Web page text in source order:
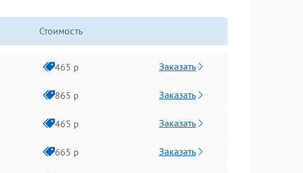
Стоимость
465 р Заказать
865 р Заказать
465 р Заказать
665 р Заказать